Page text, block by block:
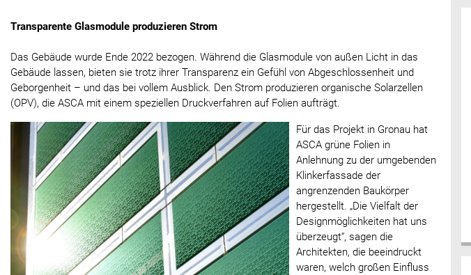
Transparente Glasmodule produzieren Strom
Das Gebäude wurde Ende 2022 bezogen. Während die Glasmodule von außen Licht in das
Gebäude lassen, bieten sie trotz ihrer Transparenz ein Gefühl von Abgeschlossenheit und
Geborgenheit – und das bei vollem Ausblick. Den Strom produzieren organische Solarzellen
(OPV), die ASCA mit einem speziellen Druckverfahren auf Folien aufträgt.
Für das Projekt in Gronau hat
ASCA grüne Folien in
Anlehnung zu der umgebenden
Klinkerfassade der
angrenzenden Baukörper
hergestellt. „Die Vielfalt der
Designmöglichkeiten hat uns
überzeugt“, sagen die
Architekten, die beeindruckt
waren, welch großen Einfluss